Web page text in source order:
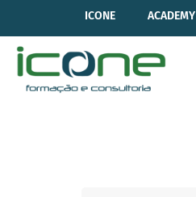
ICONE ACADEMY